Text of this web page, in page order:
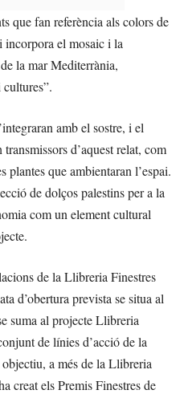
que fan referència als colors de
el mosaic i la
la mar Mediterrània,
amb el sostre, i el
d’aquest relat, com
que ambientaran l’espai.
de dolços palestins per a la
com un element cultural
de la Llibreria Finestres
d’obertura prevista se situa al
suma al projecte Llibreria
de línies d’acció de la
a més de la Llibreria
creat els Premis Finestres de